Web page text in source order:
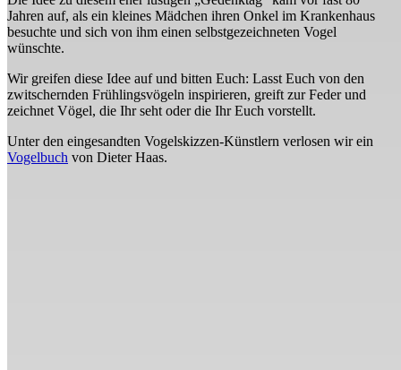
Jahren auf, als ein kleines Mädchen ihren Onkel im Krankenhaus
besuchte und sich von ihm einen selbstgezeichneten Vogel
wünschte.
Wir greifen diese Idee auf und bitten Euch: Lasst Euch von den
zwitschernden Frühlingsvögeln inspirieren, greift zur Feder und
zeichnet Vögel, die Ihr seht oder die Ihr Euch vorstellt.
Unter den eingesandten Vogelskizzen-Künstlern verlosen wir ein
Vogelbuch von Dieter Haas.